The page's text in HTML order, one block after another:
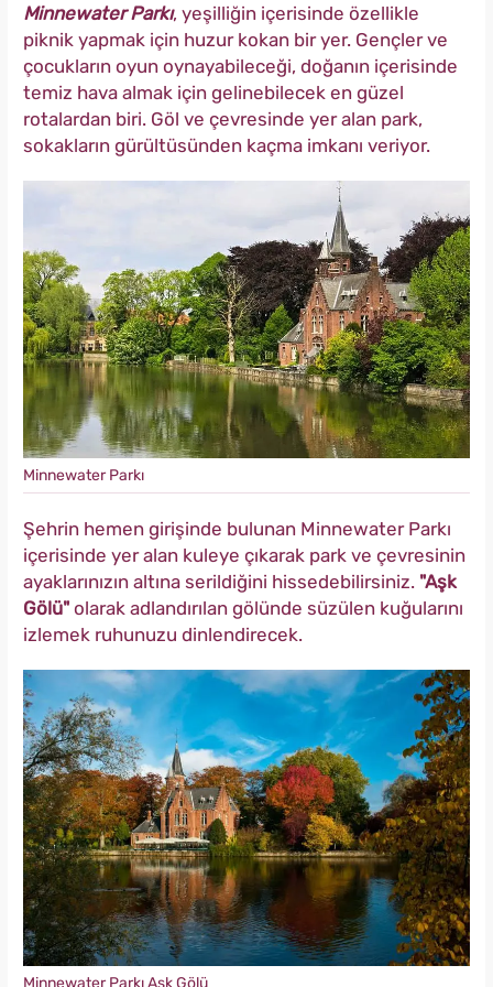
Minnewater Parkı, yeşilliğin içerisinde özellikle
piknik yapmak için huzur kokan bir yer. Gençler ve
çocukların oyun oynayabileceği, doğanın içerisinde
temiz hava almak için gelinebilecek en güzel
rotalardan biri. Göl ve çevresinde yer alan park,
sokakların gürültüsünden kaçma imkanı veriyor.
Minnewater Parkı
Şehrin hemen girişinde bulunan Minnewater Parkı
içerisinde yer alan kuleye çıkarak park ve çevresinin
ayaklarınızın altına serildiğini hissedebilirsiniz. "Aşk
Gölü" olarak adlandırılan gölünde süzülen kuğularını
izlemek ruhunuzu dinlendirecek.